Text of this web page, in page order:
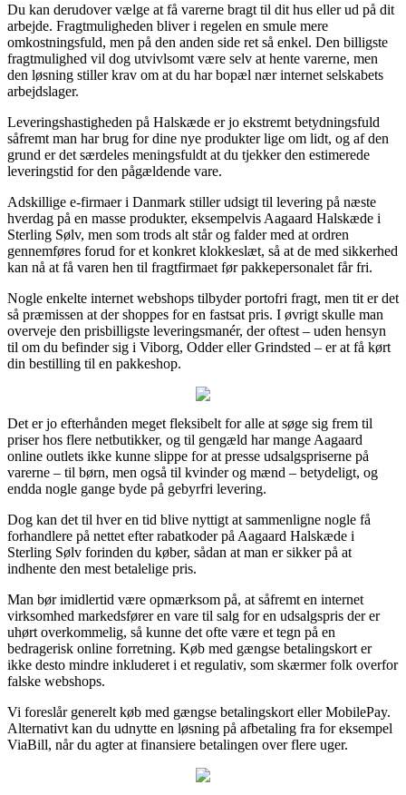
Du kan derudover vælge at få varerne bragt til dit hus eller ud på dit
arbejde. Fragtmuligheden bliver i regelen en smule mere
omkostningsfuld, men på den anden side ret så enkel. Den billigste
fragtmulighed vil dog utvivlsomt være selv at hente varerne, men
den løsning stiller krav om at du har bopæl nær internet selskabets
arbejdslager.
Leveringshastigheden på Halskæde er jo ekstremt betydningsfuld
såfremt man har brug for dine nye produkter lige om lidt, og af den
grund er det særdeles meningsfuldt at du tjekker den estimerede
leveringstid for den pågældende vare.
Adskillige e-firmaer i Danmark stiller udsigt til levering på næste
hverdag på en masse produkter, eksempelvis Aagaard Halskæde i
Sterling Sølv, men som trods alt står og falder med at ordren
gennemføres forud for et konkret klokkeslæt, så at de med sikkerhed
kan nå at få varen hen til fragtfirmaet før pakkepersonalet får fri.
Nogle enkelte internet webshops tilbyder portofri fragt, men tit er det
så præmissen at der shoppes for en fastsat pris. I øvrigt skulle man
overveje den prisbilligste leveringsmanér, der oftest – uden hensyn
til om du befinder sig i Viborg, Odder eller Grindsted – er at få kørt
din bestilling til en pakkeshop.
Det er jo efterhånden meget fleksibelt for alle at søge sig frem til
priser hos flere netbutikker, og til gengæld har mange Aagaard
online outlets ikke kunne slippe for at presse udsalgspriserne på
varerne – til børn, men også til kvinder og mænd – betydeligt, og
endda nogle gange byde på gebyrfri levering.
Dog kan det til hver en tid blive nyttigt at sammenligne nogle få
forhandlere på nettet efter rabatkoder på Aagaard Halskæde i
Sterling Sølv forinden du køber, sådan at man er sikker på at
indhente den mest betalelige pris.
Man bør imidlertid være opmærksom på, at såfremt en internet
virksomhed markedsfører en vare til salg for en udsalgspris der er
uhørt overkommelig, så kunne det ofte være et tegn på en
bedragerisk online forretning. Køb med gængse betalingskort er
ikke desto mindre inkluderet i et regulativ, som skærmer folk overfor
falske webshops.
Vi foreslår generelt køb med gængse betalingskort eller MobilePay.
Alternativt kan du udnytte en løsning på afbetaling fra for eksempel
ViaBill, når du agter at finansiere betalingen over flere uger.